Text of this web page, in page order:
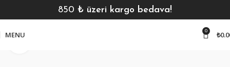
850 ₺ üzeri kargo bedava!
MENU 0 ₺